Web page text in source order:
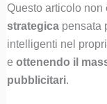
Questo articolo non
strategicapensata
intelligenti nel
e ottenendo il
pubblicitari.